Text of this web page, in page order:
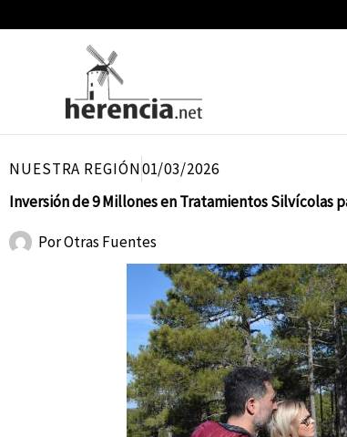
NUESTRA REGIÓN01/03/2026
Inversión de 9 Millones en Tratamientos Silvícolas
PorOtras Fuentes